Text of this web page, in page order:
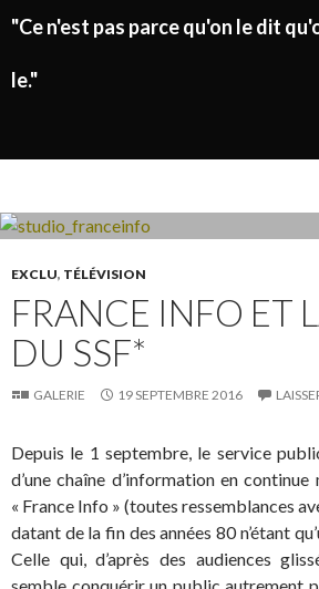
"Ce n'est pas parce qu'on le dit
le."
EXCLU, TÉLÉVISION
FRANCE INFO ET
DU SSF*
GALERIE 19 SEPTEMBRE 2016
Depuis le 1 septembre, le service
d’une chaîne d’information en
« France Info » (toutes ressemblances
datant de la fin des années 80 n’étant
Celle qui, d’après des audiences